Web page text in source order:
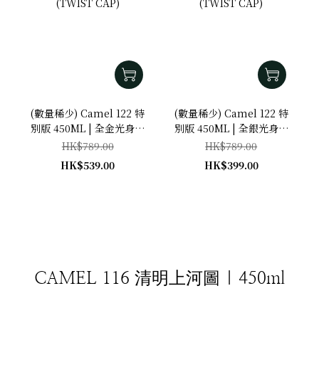
(數量稀少) Camel 122 特
別版 450ML | 全金光身鏡
面 (TWIST CAP)
HK$789.00
HK$539.00
(數量稀少) Camel 122 特
別版 450ML | 全銀光身鏡
面 (TWIST CAP)
HK$789.00
HK$399.00
CAMEL 116 清明上河圖 | 450ml